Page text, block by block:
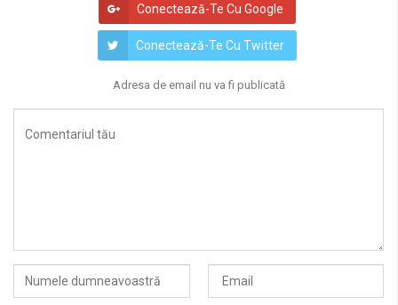
Conectează-Te Cu Google
Conectează-Te Cu Twitter
Adresa de email nu va fi publicată